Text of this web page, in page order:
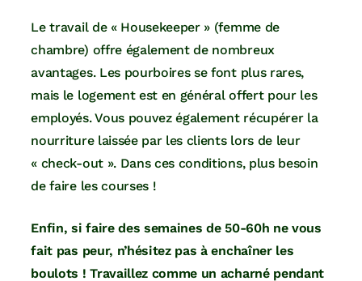
Le travail de « Housekeeper » (femme de
chambre) offre également de nombreux
avantages. Les pourboires se font plus rares,
mais le logement est en général offert pour les
employés. Vous pouvez également récupérer la
nourriture laissée par les clients lors de leur
« check-out ». Dans ces conditions, plus besoin
de faire les courses !
Enfin, si faire des semaines de 50-60h ne vous
fait pas peur, n’hésitez pas à enchaîner les
boulots ! Travaillez comme un acharné pendant